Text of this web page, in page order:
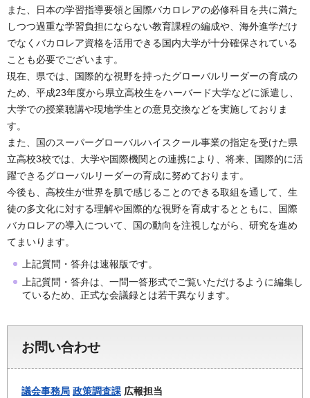
また、日本の学習指導要領と国際バカロレアの必修科目を共に満た
しつつ過重な学習負担にならない教育課程の編成や、海外進学だけ
でなくバカロレア資格を活用できる国内大学が十分確保されている
ことも必要でございます。
現在、県では、国際的な視野を持ったグローバルリーダーの育成の
ため、平成23年度から県立高校生をハーバード大学などに派遣し、
大学での授業聴講や現地学生との意見交換などを実施しておりま
す。
また、国のスーパーグローバルハイスクール事業の指定を受けた県
立高校3校では、大学や国際機関との連携により、将来、国際的に活
躍できるグローバルリーダーの育成に努めております。
今後も、高校生が世界を肌で感じることのできる取組を通して、生
徒の多文化に対する理解や国際的な視野を育成するとともに、国際
バカロレアの導入について、国の動向を注視しながら、研究を進め
てまいります。
上記質問・答弁は速報版です。
上記質問・答弁は、一問一答形式でご覧いただけるように編集し
ているため、正式な会議録とは若干異なります。
お問い合わせ
議会事務局 政策調査課 広報担当